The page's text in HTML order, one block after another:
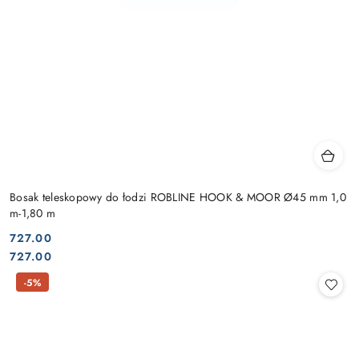
Bosak teleskopowy do łodzi ROBLINE HOOK & MOOR Ø45 mm 1,0
m-1,80 m
Cena:
727.00
Cena:
727.00
-5%